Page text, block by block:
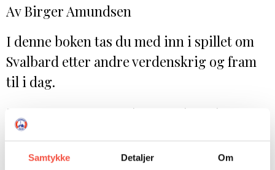
Samtykke Detaljer Om
RAGNAR THORSETH – LEVD LIV
SVART GULL I BRANDAL CITY
HISTORIKK
ISHAVSMUSEETS VENNER
SAMARBEIDSMUSEUM
PERSONVERNERKLÆRING
PETER S. BRANDAL
BILDEGALLERI
SKULE
SKULEBESØK
FARGELEGG
ISHAVSQUIZ
ISFLAKET
DONASJON
KONTAKT
Av Birger Amundsen
I denne boken tas du med inn i spillet om
Svalbard etter andre verdenskrig og fram
til i dag.
Du møter spioner og avhoppere, konsuler og
KGB-agenter, ambassadører og gruvearbeidere.
Boken avslører sovjetrussiske planer for å
okkupere Svalbard ved bruk av sovjetiske